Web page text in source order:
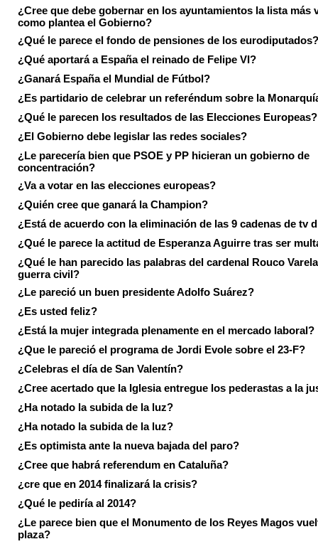
¿Cree que debe gobernar en los ayuntamientos la lista más
como plantea el Gobierno?
¿Qué le parece el fondo de pensiones de los eurodiputados?
¿Qué aportará a España el reinado de Felipe VI?
¿Ganará España el Mundial de Fútbol?
¿Es partidario de celebrar un referéndum sobre la
¿Qué le parecen los resultados de las Elecciones Europeas?
¿El Gobierno debe legislar las redes sociales?
¿Le parecería bien que PSOE y PP hicieran un gobierno de
concentración?
¿Va a votar en las elecciones europeas?
¿Quién cree que ganará la Champion?
¿Está de acuerdo con la eliminación de las 9 cadenas de tv
¿Qué le parece la actitud de Esperanza Aguirre tras ser
¿Qué le han parecido las palabras del cardenal Rouco
guerra civil?
¿Le pareció un buen presidente Adolfo Suárez?
¿Es usted feliz?
¿Está la mujer integrada plenamente en el mercado laboral?
¿Que le pareció el programa de Jordi Evole sobre el 23-F?
¿Celebras el día de San Valentín?
¿Cree acertado que la Iglesia entregue los pederastas a la
¿Ha notado la subida de la luz?
¿Ha notado la subida de la luz?
¿Es optimista ante la nueva bajada del paro?
¿Cree que habrá referendum en Cataluña?
¿cre que en 2014 finalizará la crisis?
¿Qué le pediría al 2014?
¿Le parece bien que el Monumento de los Reyes Magos
plaza?